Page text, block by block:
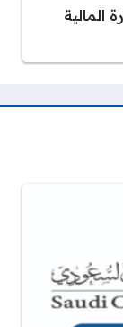
المالية